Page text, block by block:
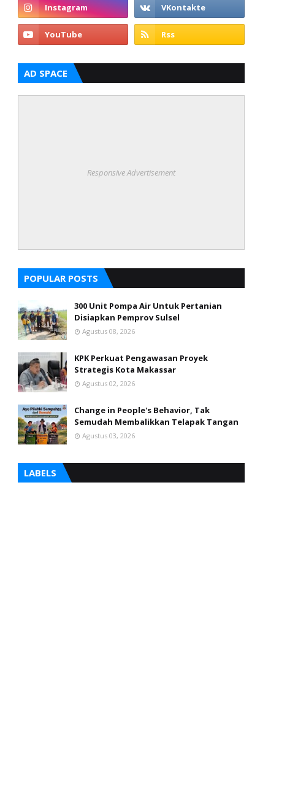
AD SPACE
Responsive Advertisement
POPULAR POSTS
300 Unit Pompa Air Untuk Pertanian
Disiapkan Pemprov Sulsel
Agustus 08, 2026
KPK Perkuat Pengawasan Proyek
Strategis Kota Makassar
Agustus 02, 2026
Change in People's Behavior, Tak
Semudah Membalikkan Telapak Tangan
Agustus 03, 2026
LABELS